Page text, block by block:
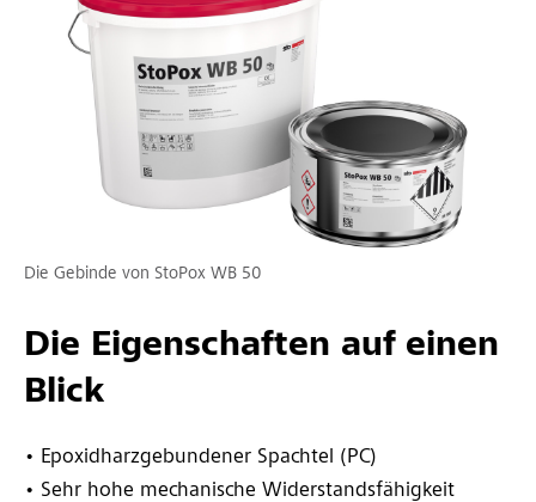
Die Eigenschaften auf einen
Blick
• Epoxidharzgebundener Spachtel (PC)
• Sehr hohe mechanische Widerstandsfähigkeit
Die Gebinde von StoPox WB 50